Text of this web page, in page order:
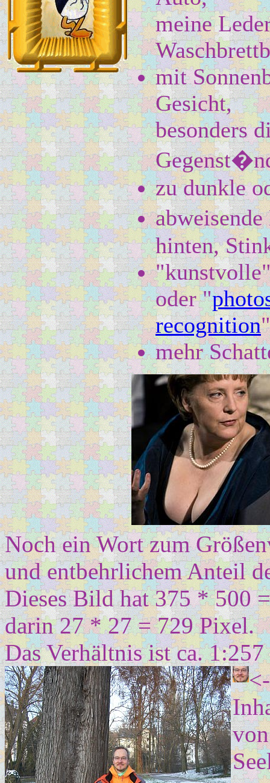
meine
mit
Gesicht,
besonders
zu dunkle
hinten,
oder "
recognition"
mehr
Noch ein Wort zum
und entbehrlichem Anteil
Dieses Bild hat 375 * 500
darin 27 * 27 = 729 Pixel.
Das Verhältnis ist ca.